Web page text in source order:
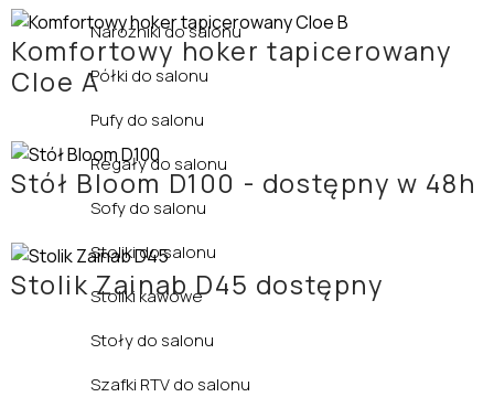
Narożniki do salonu
Półki do salonu
Pufy do salonu
Regały do salonu
Sofy do salonu
Stoliki do salonu
Stoliki kawowe
Stoły do salonu
Szafki RTV do salonu
Komfortowy hoker tapicerowany
Cloe A
Stół Bloom D100 - dostępny w 48h
Stolik Zainab D45 dostępny